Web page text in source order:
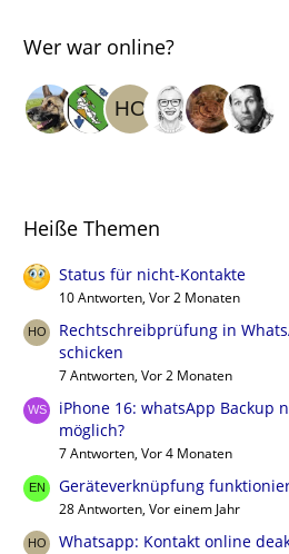
Wer war online?
Heiße Themen
Status für nicht-Kontakte
10 Antworten, Vor 2 Monaten
Rechtschreibprüfung in
schicken
7 Antworten, Vor 2 Monaten
iPhone 16: whatsApp Backup
möglich?
7 Antworten, Vor 4 Monaten
Geräteverknüpfung
28 Antworten, Vor einem Jahr
Whatsapp: Kontakt online